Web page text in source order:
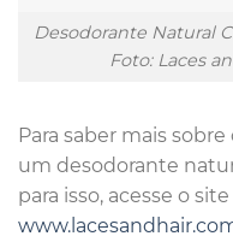
Desodorante Natural
Foto: Laces
Para saber mais
um desodorante
para isso, acesse o